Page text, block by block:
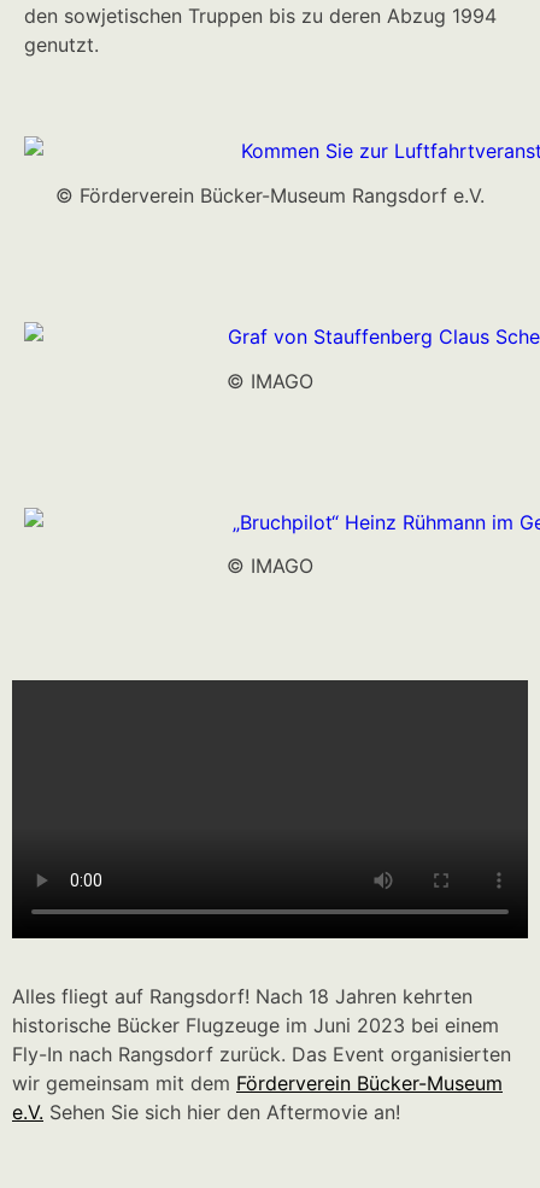
den sowjetischen Truppen bis zu deren Abzug 1994
genutzt.
© Förderverein Bücker-Museum Rangsdorf e.V.
© IMAGO
© IMAGO
Alles fliegt auf Rangsdorf! Nach 18 Jahren kehrten
historische Bücker Flugzeuge im Juni 2023 bei einem
Fly-In nach Rangsdorf zurück. Das Event organisierten
wir gemeinsam mit dem Förderverein Bücker-Museum
e.V. Sehen Sie sich hier den Aftermovie an!